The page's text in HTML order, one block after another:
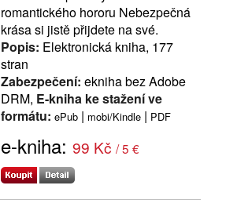
romantického hororu Nebezpečná
krása si jistě přijdete na své.
Popis: Elektronická kniha, 177
stran
Zabezpečení: ekniha bez Adobe
DRM, E-kniha ke stažení ve
formátu: ePub | mobi/Kindle | PDF
e-kniha: 99 Kč / 5 €